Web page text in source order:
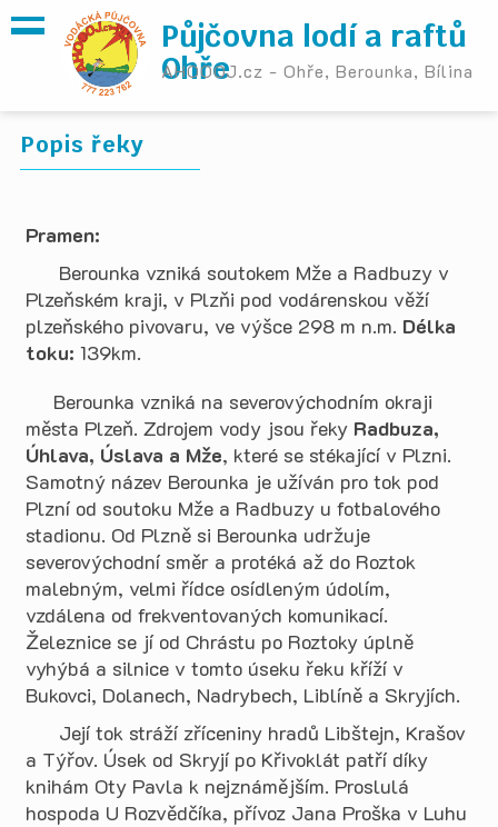
Půjčovna lodí a raftů
Ohře
AHOOOJ.cz - Ohře, Berounka, Bílina
Popis řeky
Pramen:
Berounka vzniká soutokem Mže a Radbuzy v
Plzeňském kraji, v Plzňi pod vodárenskou věží
plzeňského pivovaru, ve výšce 298 m n.m. Délka
toku: 139km.
Berounka vzniká na severovýchodním okraji
města Plzeň. Zdrojem vody jsou řeky Radbuza,
Úhlava, Úslava a Mže, které se stékající v Plzni.
Samotný název Berounka je užíván pro tok pod
Plzní od soutoku Mže a Radbuzy u fotbalového
stadionu. Od Plzně si Berounka udržuje
severovýchodní směr a protéká až do Roztok
malebným, velmi řídce osídleným údolím,
vzdálena od frekventovaných komunikací.
Železnice se jí od Chrástu po Roztoky úplně
vyhýbá a silnice v tomto úseku řeku kříží v
Bukovci, Dolanech, Nadrybech, Liblíně a Skryjích.
Její tok stráží zříceniny hradů Libštejn, Krašov
a Týřov. Úsek od Skryjí po Křivoklát patří díky
knihám Oty Pavla k nejznámějším. Proslulá
hospoda U Rozvědčíka, přívoz Jana Proška v Luhu